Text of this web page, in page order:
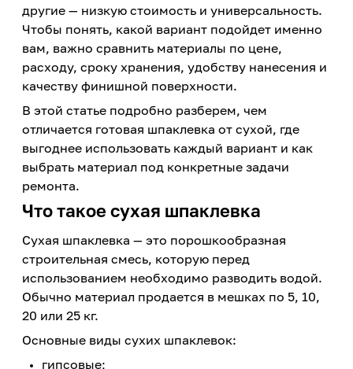
другие — низкую стоимость и универсальность.
Чтобы понять, какой вариант подойдет именно
вам, важно сравнить материалы по цене,
расходу, сроку хранения, удобству нанесения и
качеству финишной поверхности.
В этой статье подробно разберем, чем
отличается готовая шпаклевка от сухой, где
выгоднее использовать каждый вариант и как
выбрать материал под конкретные задачи
ремонта.
Что такое сухая шпаклевка
Сухая шпаклевка — это порошкообразная
строительная смесь, которую перед
использованием необходимо разводить водой.
Обычно материал продается в мешках по 5, 10,
20 или 25 кг.
Основные виды сухих шпаклевок:
гипсовые;